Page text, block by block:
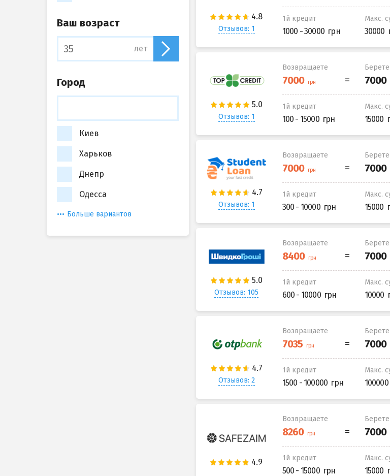
Отзывов: 1
1й кредит
1000 - 30000
Макс.
30000
Отзывов: 1
Возвращаете Берете
1й кредит
100 - 15000
Макс.
15000
Отзывов: 1
Возвращаете Берете
1й кредит
300 - 10000
Макс.
15000
Отзывов: 105
Возвращаете Берете
1й кредит
600 - 10000
Макс.
10000
Отзывов: 2
Возвращаете Берете
1й кредит
1500 - 100000
Макс.
100000
Возвращаете Берете
1й кредит
500 - 15000
Макс.
15000
Ваш возраст
лет
Город
Киев
Харьков
Днепр
Одесса
Больше вариантов